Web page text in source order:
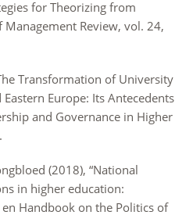
for Theorizing from
Management Review, vol. 24,
Transformation of University
Europe: Its Antecedents
and Governance in Higher
(2018), “National
in higher education:
Handbook on the Politics of